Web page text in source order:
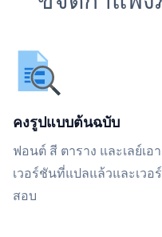
คงรูปแบบต้นฉบับ
ฟอนต์ สี ตาราง และเลย์เ
เวอร์ชันที่แปลแล้วและเว
สอบ